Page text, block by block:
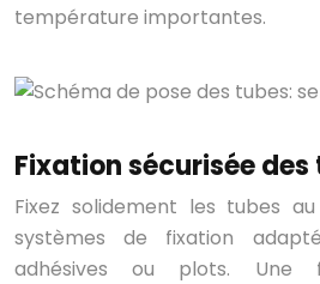
température importantes.
Fixation sécurisée des
Fixez solidement les tubes
systèmes de fixation
adhésives ou plots. Une